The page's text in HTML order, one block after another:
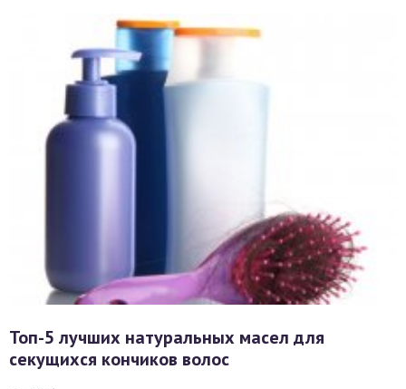
Топ-5 лучших натуральных масел для
секущихся кончиков волос